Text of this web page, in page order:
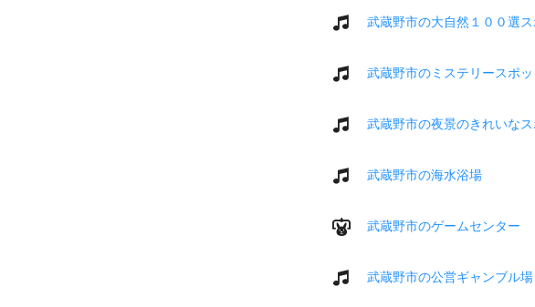
武蔵野市の大自然１００選
武蔵野市のミステリースポ
武蔵野市の夜景のきれいな
武蔵野市の海水浴場
武蔵野市のゲームセンター
武蔵野市の公営ギャンブル場